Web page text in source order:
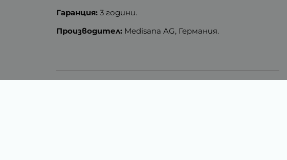
Гаранция: 3 години.
Производител: Medisana AG, Германия.